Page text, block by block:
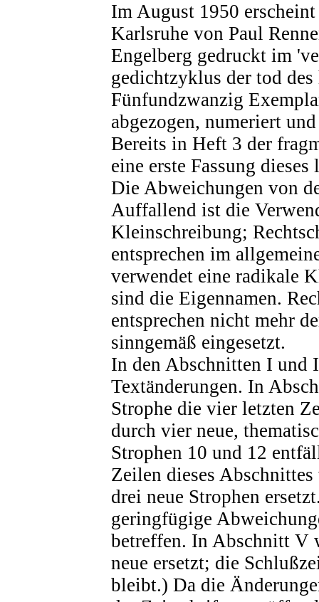
Im August 1950
Karlsruhe von Paul
Engelberg gedruckt im
gedichtzyklus der tod
Fünfundzwanzig
abgezogen, numeriert
Bereits in Heft 3 der
eine erste Fassung
Die Abweichungen von
Auffallend ist die
Kleinschreibung;
entsprechen im
verwendet eine radikale
sind die Eigennamen.
entsprechen nicht mehr
sinngemäß eingesetzt.
In den Abschnitten I und
Textänderungen. In
Strophe die vier letzten
durch vier neue,
Strophen 10 und 12
Zeilen dieses
drei neue Strophen
geringfügige
betreffen. In Abschnitt V
neue ersetzt; die
bleibt.) Da die